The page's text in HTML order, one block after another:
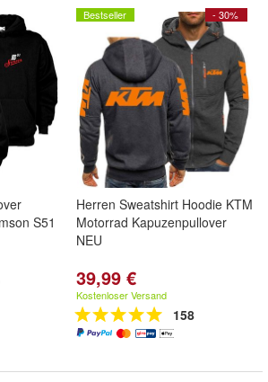
S51
- 30%
Bestseller
Herren Sweatshirt Hoodie KTM
Motorrad Kapuzenpullover
NEU
39,99 €
Kostenloser Versand
158